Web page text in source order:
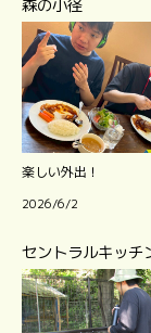
森の小径
楽しい外出！
2026/6/2
セントラルキッチ